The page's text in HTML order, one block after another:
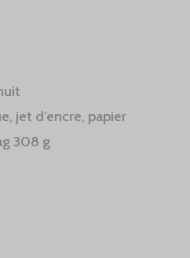
jet d’encre, papier
308 g